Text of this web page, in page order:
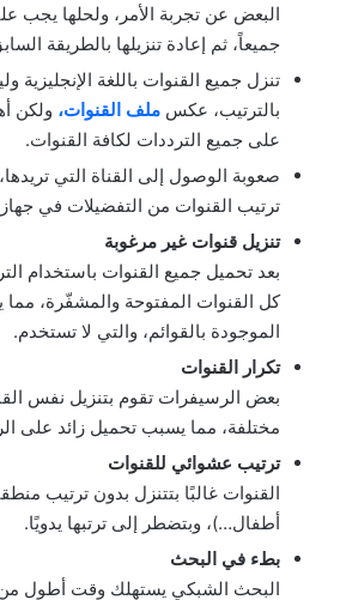
البعض عن تجربة الأمر، ولحلها يجب
جميعاً، ثم إعادة تنزيلها بالطريقة
تنزل جميع القنوات باللغة
بالترتيب، عكس ملف القنوات، ولكن
على جميع الترددات لكافة القنوات.
صعوبة الوصول إلى القناة التي
ترتيب القنوات من التفضيلات في
تنزيل قنوات غير مرغوبة
بعد تحميل جميع القنوات باستخدام
كل القنوات المفتوحة والمشفّرة،
الموجودة بالقوائم، والتي لا تستخدم.
تكرار القنوات
بعض الرسيفرات تقوم بتنزيل نفس
مختلفة، مما يسبب تحميل زائد على
ترتيب عشوائي للقنوات
القنوات غالبًا بتتنزل بدون ترتيب
أطفال…)، وبتضطر إلى ترتبها يدويًا.
بطء في البحث
البحث الشبكي يستهلك وقت أطول